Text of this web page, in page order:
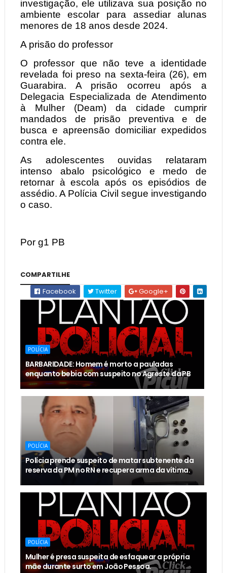
investigação, ele utilizava sua posição no
ambiente escolar para assediar alunas
menores de 18 anos desde 2024.
A prisão do professor
O professor que não teve a identidade
revelada foi preso na sexta-feira (26), em
Guarabira. A prisão ocorreu após a
Delegacia Especializada de Atendimento
à Mulher (Deam) da cidade cumprir
mandados de prisão preventiva e de
busca e apreensão domiciliar expedidos
contra ele.
As adolescentes ouvidas relataram
intenso abalo psicológico e medo de
retornar à escola após os episódios de
assédio. A Polícia Civil segue investigando
o caso.
Por g1 PB
COMPARTILHE
Facebook
Twitter Google+
POLÍCIA
BARBARIDADE: Homem é morto a pauladas
enquanto bebia com suspeito no Agreste da PB
POLÍCIA
Polícia prende suspeito de matar subtenente da
reserva da PM no RN e recupera arma da vítima.
POLÍCIA
Mulher é presa suspeita de esfaquear a própria
mãe durante surto em João Pessoa.